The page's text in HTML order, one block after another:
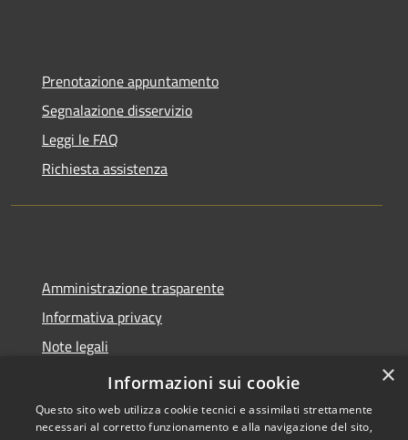
Prenotazione appuntamento
Segnalazione disservizio
Leggi le FAQ
Richiesta assistenza
Amministrazione trasparente
Informativa privacy
Note legali
Dichiarazione di accessibilità
×
Informazioni sui cookie
Questo sito web utilizza cookie tecnici e assimilati strettamente
necessari al corretto funzionamento e alla navigazione del sito,